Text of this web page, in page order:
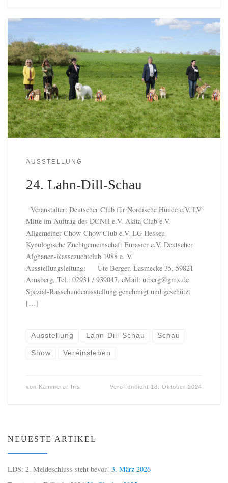
AUSSTELLUNG
24. Lahn-Dill-Schau
Veranstalter: Deutscher Club für Nordische Hunde e.V. LV
Mitte im Auftrag des DCNH e.V. Akita Club e.V.
Allgemeiner Chow-Chow Club e.V. LG Hessen
Kynologische Zuchtgemeinschaft Eurasier e.V. Deutscher
Afghanen-Rassezuchtclub 1988 e. V.
Ausstellungsleitung: Ute Berger, Lasmecke 35, 59821
Arnsberg, Tel.: 02931 / 939047, eMail: utberg@gmx.de
Spezial-Rassehundeausstellung genehmigt und geschützt
[…]
Ausstellung Lahn-Dill-Schau Schau
Show Vereinsleben
von Kammerer Iris Veröffentlicht 18. Oktober 2024
NEUESTE ARTIKEL
LDS: 2. Meldeschluss steht bevor! 3. März 2026